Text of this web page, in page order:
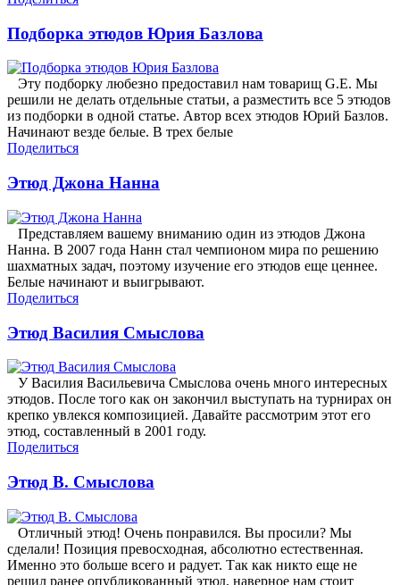
Подборка этюдов Юрия Базлова
Эту подборку любезно предоставил нам товарищ G.E. Мы
решили не делать отдельные статьи, а разместить все 5 этюдов
из подборки в одной статье. Автор всех этюдов Юрий Базлов.
Начинают везде белые. В трех белые
Поделиться
Этюд Джона Нанна
Представляем вашему вниманию один из этюдов Джона
Нанна. В 2007 года Нанн стал чемпионом мира по решению
шахматных задач, поэтому изучение его этюдов еще ценнее.
Белые начинают и выигрывают.
Поделиться
Этюд Василия Смыслова
У Василия Васильевича Смыслова очень много интересных
этюдов. После того как он закончил выступать на турнирах он
крепко увлекся композицией. Давайте рассмотрим этот его
этюд, составленный в 2001 году.
Поделиться
Этюд В. Смыслова
Отличный этюд! Очень понравился. Вы просили? Мы
сделали! Позиция превосходная, абсолютно естественная.
Именно это больше всего и радует. Так как никто еще не
решил ранее опубликованный этюд, наверное нам стоит